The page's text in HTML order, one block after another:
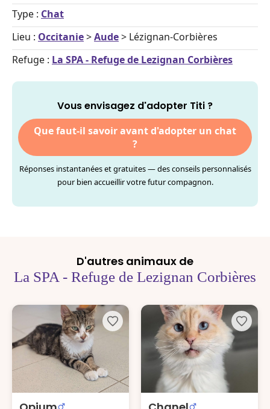
Type : Chat
Lieu : Occitanie>Aude> Lézignan-Corbières
Refuge : La SPA - Refuge de Lezignan Corbières
Vous envisagez d'adopter Titi ?
Que faut-il savoir avant d'adopter un chat
?
Réponses instantanées et gratuites — des conseils personnalisés
pour bien accueillir votre futur compagnon.
D'autres animaux de
La SPA - Refuge de Lezignan Corbières